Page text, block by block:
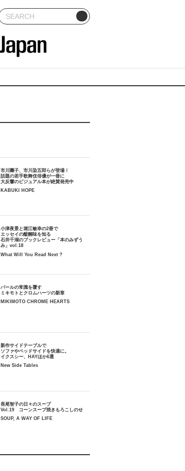
市川團子、市川染五郎らが登場！
話題の若手歌舞伎俳優が一冊に
大反響のビジュアル本が絶賛発売中
KABUKI HOPE
小津夜景と堀江敏幸の2冊で
エッセイの醍醐味を知る
石井千湖のブックレビュー「本のみずう
み」vol.18
What Will You Read Next ?
パールの常識を覆す
ミキモトとクロムハーツの新章
MIKIMOTO CHROME HEARTS
新作サイドテーブルで
ソファやベッドサイドを快適に。
イクスシー、HAYほか6選
New Side Tables
長尾智子の日々のスープ
Vol.19 コーンスープ焼きもろこしのせ
SOUP, A WAY OF LIFE